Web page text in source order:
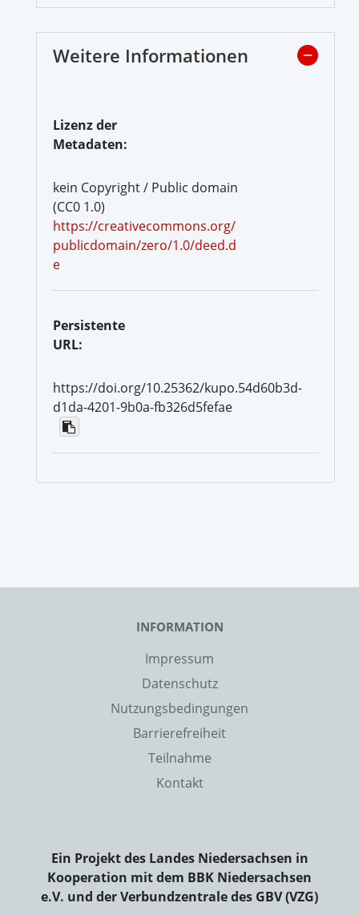
Weitere Informationen
Lizenz der
Metadaten:
kein Copyright / Public domain
(CC0 1.0)
https://creativecommons.org/
publicdomain/zero/1.0/deed.d
e
Persistente
URL:
https://doi.org/10.25362/kupo.54d60b3d-
d1da-4201-9b0a-fb326d5fefae
INFORMATION
Impressum
Datenschutz
Nutzungsbedingungen
Barrierefreiheit
Teilnahme
Kontakt
Ein Projekt des Landes Niedersachsen in
Kooperation mit dem BBK Niedersachsen
e.V. und der Verbundzentrale des GBV (VZG)